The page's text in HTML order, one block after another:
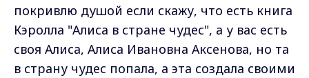
покривлю душой если скажу, что есть книга
Кэролла "Алиса в стране чудес", а у вас есть
своя Алиса, Алиса Ивановна Аксенова, но та
в страну чудес попала, а эта создала своими